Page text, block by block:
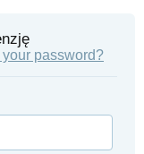
your password?